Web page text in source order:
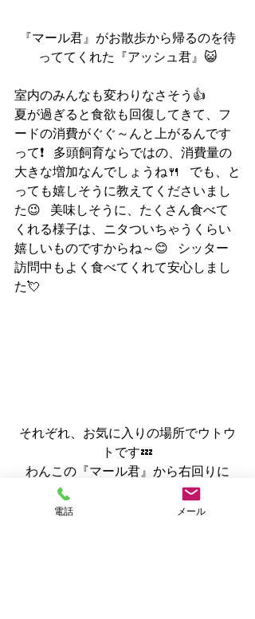
『マール君』がお散歩から帰るのを待
っててくれた『アッシュ君』😺
室内のみんなも変わりなさそう👍
夏が過ぎると食欲も回復してきて、フ
ードの消費がぐぐ～んと上がるんです
って❗   多頭飼育ならではの、消費量の
大きな増加なんでしょうね🍴   でも、と
っても嬉しそうに教えてくださいまし
た😉   美味しそうに、たくさん食べて
くれる様子は、ニタついちゃうくらい
嬉しいものですからね～😊   シッター
訪問中もよく食べてくれて安心しまし
た💘
それぞれ、お気に入りの場所でウトウ
トです💤
わんこの『マール君』から右回りに
『きちじ君』『ユル君』『クマ君』
電話 メール